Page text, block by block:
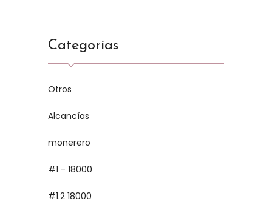
Categorías
Otros
Alcancías
monerero
#1 - 18000
#1.2 18000